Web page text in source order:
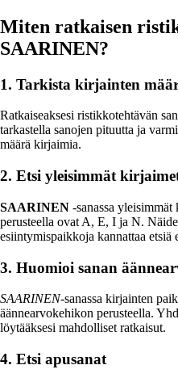
Miten ratkaisen
SAARINEN?
1. Tarkista kirjainten
Ratkaiseaksesi ristikkotehtävän
tarkastella sanojen pituutta ja
määrä kirjaimia.
2. Etsi yleisimmät
SAARINEN -sanassa
perusteella ovat A, E, I ja N.
esiintymispaikkoja kannattaa etsiä
3. Huomioi sanan
SAARINEN-sanassa kirjainten
äännearvokehikon perusteella.
löytääksesi mahdolliset ratkaisut.
4. Etsi apusanat